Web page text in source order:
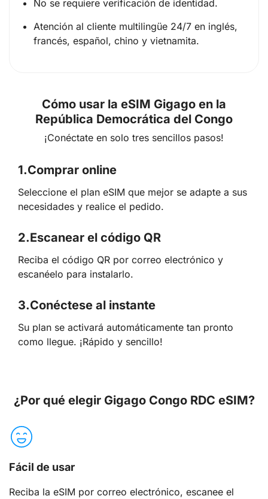
No se requiere verificación de identidad.
Atención al cliente multilingüe 24/7 en inglés,
francés, español, chino y vietnamita.
Cómo usar la eSIM Gigago en la
República Democrática del Congo
¡Conéctate en solo tres sencillos pasos!
1.Comprar online
Seleccione el plan eSIM que mejor se adapte a sus
necesidades y realice el pedido.
2.Escanear el código QR
Reciba el código QR por correo electrónico y
escanéelo para instalarlo.
3.Conéctese al instante
Su plan se activará automáticamente tan pronto
como llegue. ¡Rápido y sencillo!
¿Por qué elegir Gigago Congo RDC eSIM?
Fácil de usar
Reciba la eSIM por correo electrónico, escanee el